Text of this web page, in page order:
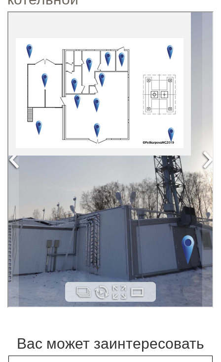
Вас может заинтересовать